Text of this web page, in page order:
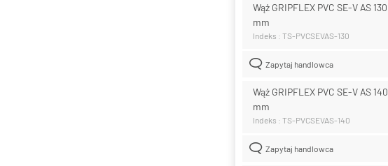
Wąż GRIPFLEX PVC SE-V AS 130
mm
Indeks : TS-PVCSEVAS-130
Zapytaj handlowca
Wąż GRIPFLEX PVC SE-V AS 140
mm
Indeks : TS-PVCSEVAS-140
Zapytaj handlowca